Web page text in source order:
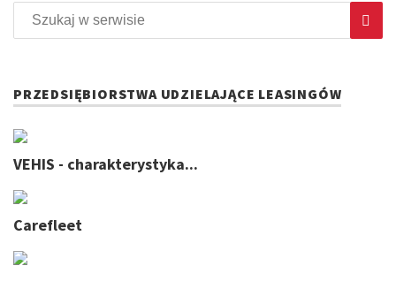
PRZEDSIĘBIORSTWA UDZIELAJĄCE LEASINGÓW
VEHIS - charakterystyka...
Carefleet